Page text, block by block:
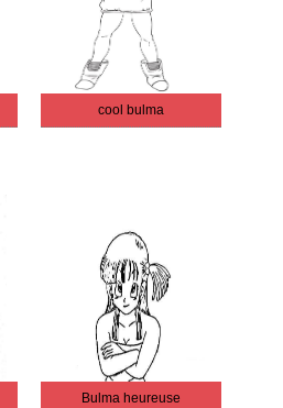
cool bulma
Bulma heureuse